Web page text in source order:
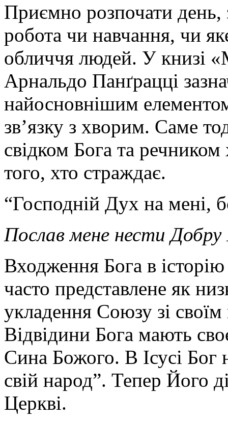
Приємно розпочати
робота чи навчання, чи
обличчя людей. У книзі
Арнальдо Панґрацці
найосновнішим
зв’язку з хворим. Саме
свідком Бога та речником
того, хто страждає.
“Господній Дух на мені,
Послав мене нести
Входження Бога в
часто представлене як
укладення Союзу зі
Відвідини Бога мають
Сина Божого. В Ісусі Бог
свій народ”. Тепер Його
Церкві.